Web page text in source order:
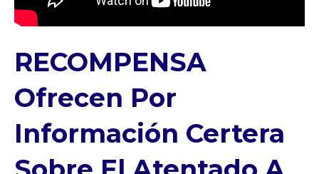
RECOMPENSA
Ofrecen Por
Información Certera